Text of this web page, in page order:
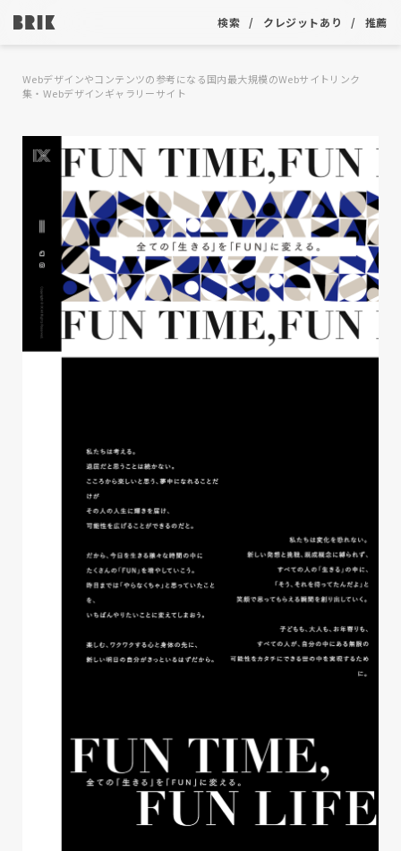
検索 クレジットあり 推薦
Webデザインやコンテンツの参考になる国内最大規模のWebサイトリンク
集・Webデザインギャラリーサイト